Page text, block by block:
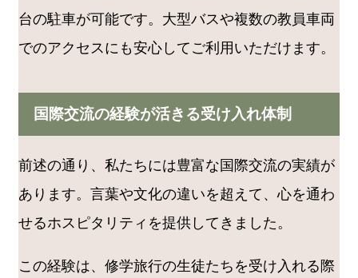
台の駐車が可能です。大型バスや複数の教員車両
でのアクセスにも安心してご利用いただけます。
国際交流の経験が活きる受け入れ体制
前述の通り、私たちには豊富な国際交流の実績が
あります。言葉や文化の違いを超えて、心を通わ
せるホスピタリティを提供してきました。
この経験は、修学旅行の生徒たちを受け入れる際